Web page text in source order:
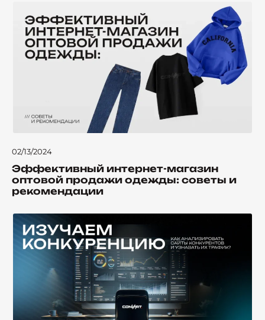
02/13/2024
Эффективный интернет-магазин
оптовой продажи одежды: советы и
рекомендации